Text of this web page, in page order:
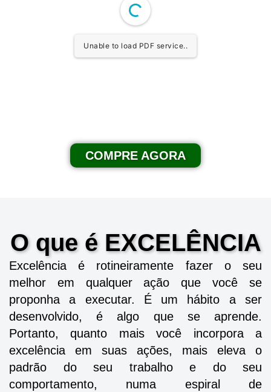
Unable to load PDF service..
COMPRE AGORA
O que é EXCELÊNCIA
Excelência é rotineiramente fazer o seu
melhor em qualquer ação que você se
proponha a executar. É um hábito a ser
desenvolvido, é algo que se aprende.
Portanto, quanto mais você incorpora a
excelência em suas ações, mais eleva o
padrão do seu trabalho e do seu
comportamento, numa espiral de